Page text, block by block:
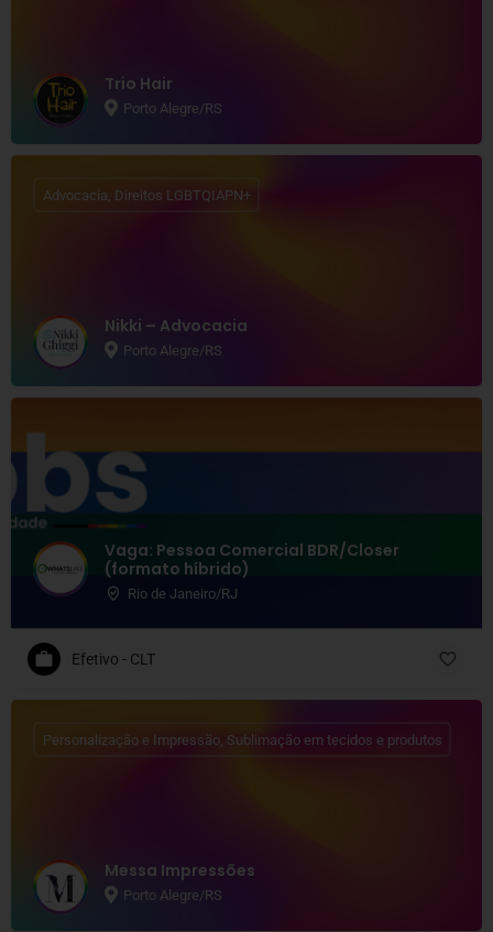
Trio Hair
Porto Alegre/RS
Nikki – Advocacia
Porto Alegre/RS
Advocacia, Direitos LGBTQIAPN+
Vaga: Pessoa Comercial BDR/Closer
(formato híbrido)
Rio de Janeiro/RJ
Efetivo - CLT
Messa Impressões
Porto Alegre/RS
Personalização e Impressão, Sublimação em tecidos e produtos